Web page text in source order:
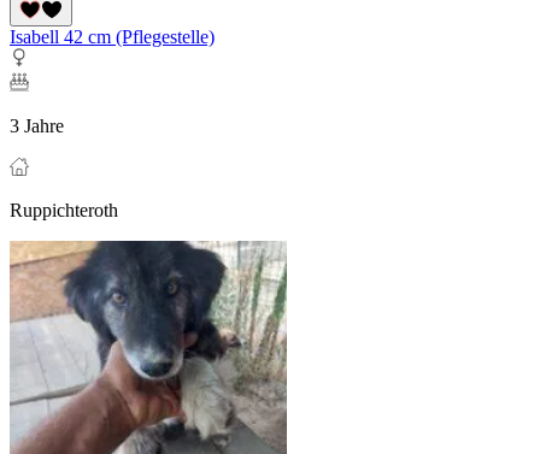
Isabell 42 cm (Pflegestelle)
3 Jahre
Ruppichteroth